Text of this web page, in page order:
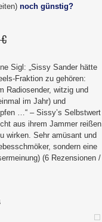
noch günstig?
Sigl: „Sissy Sander hätte
Fraktion zu gehören:
Radiosender, witzig und
im Jahr) und
…“ – Sissy’s Selbstwert
aus ihrem Jammer reißen
wirken. Sehr amüsant und
sondern eine
(6 Rezensionen /